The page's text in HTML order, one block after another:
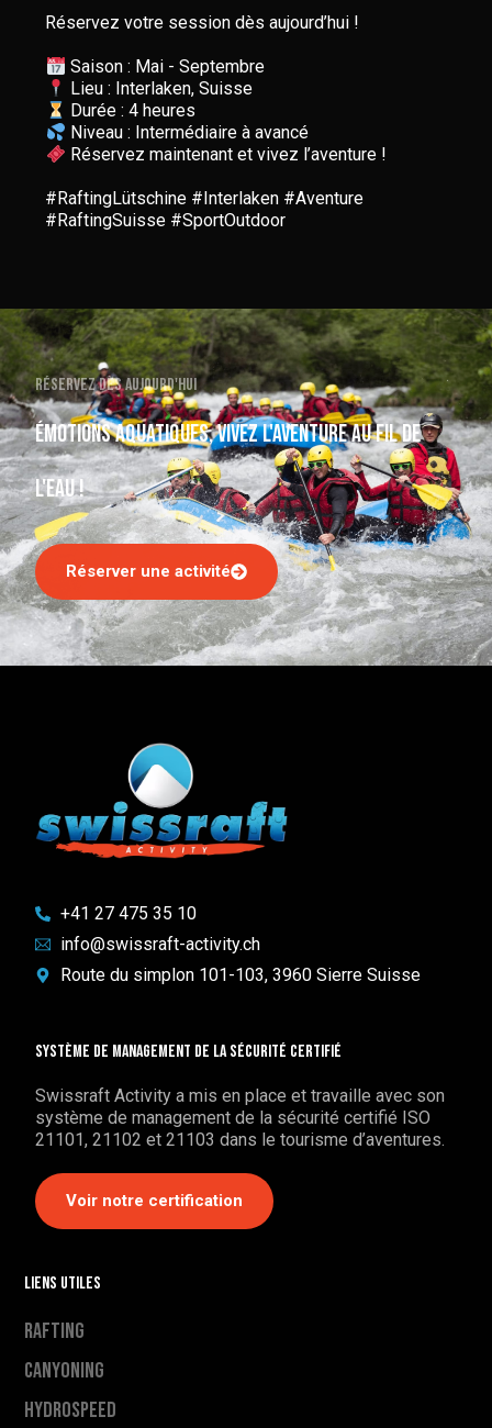
Réservez votre session dès aujourd’hui !
Saison : Mai - Septembre
Lieu : Interlaken, Suisse
Niveau : Intermédiaire à avancé
Réservez maintenant et vivez l’aventure !
#RaftingLütschine #Interlaken #Aventure
#RaftingSuisse #SportOutdoor
Réservez dès aujourd'hui
Émotions aquatiques, vivez l'aventure au fil de
l'eau !
Réserver une activité
+41 27 475 35 10
info@swissraft-activity.ch
Route du simplon 101-103, 3960 Sierre Suisse
Système de management de la sécurité certifié
Swissraft Activity a mis en place et travaille avec son
système de management de la sécurité certifié ISO
21101, 21102 et 21103 dans le tourisme d’aventures.
Voir notre certification
Liens utiles
Rafting
Canyoning
Hydrospeed